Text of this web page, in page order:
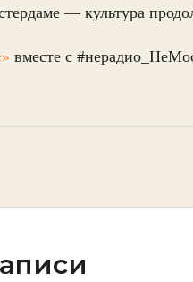
— культура
вместе с